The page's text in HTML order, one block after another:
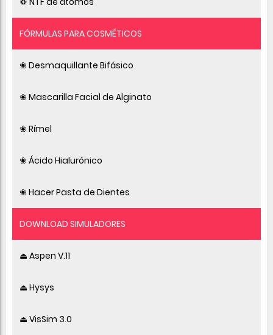
FÓRMULAS PARA COSMÉTICOS
❀ Desmaquillante Bifásico
❀ Mascarilla Facial de Alginato
❀ Rímel
❀ Ácido Hialurónico
❀ Hacer Pasta de Dientes
DOWNLOAD SIMULADORES
⏏ Aspen V.11
⏏ Hysys
⏏ VisSim 3.0